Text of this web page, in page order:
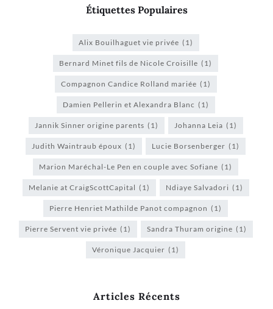
Étiquettes Populaires
Alix Bouilhaguet vie privée (1)
Bernard Minet fils de Nicole Croisille (1)
Compagnon Candice Rolland mariée (1)
Damien Pellerin et Alexandra Blanc (1)
Jannik Sinner origine parents (1) Johanna Leia (1)
Judith Waintraub époux (1) Lucie Borsenberger (1)
Marion Maréchal-Le Pen en couple avec Sofiane (1)
Melanie at CraigScottCapital (1) Ndiaye Salvadori (1)
Pierre Henriet Mathilde Panot compagnon (1)
Pierre Servent vie privée (1) Sandra Thuram origine (1)
Véronique Jacquier (1)
Articles Récents